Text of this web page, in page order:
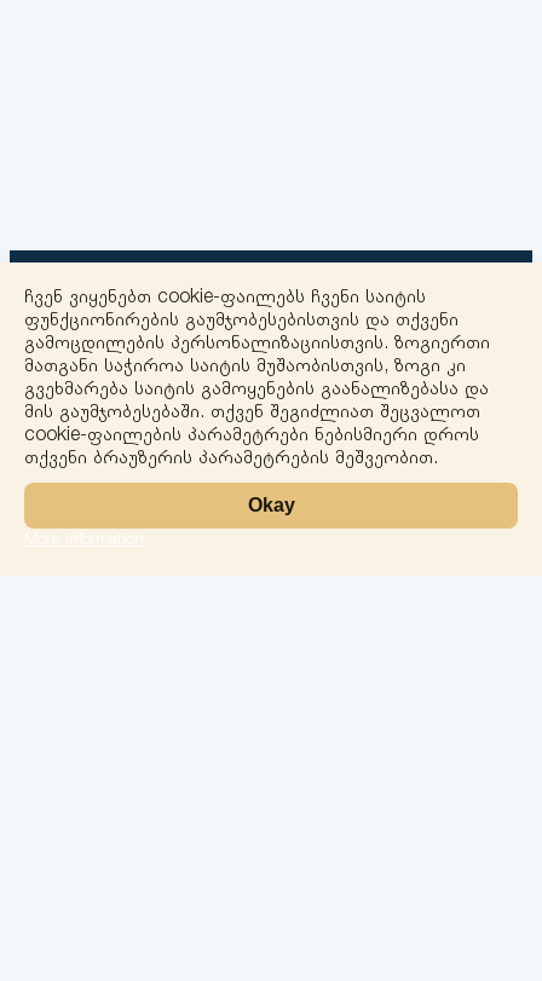
+
−
ჩვენ ვიყენებთ cookie-ფაილებს ჩვენი საიტის
ფუნქციონირების გაუმჯობესებისთვის და თქვენი
გამოცდილების პერსონალიზაციისთვის. ზოგიერთი
მათგანი საჭიროა საიტის მუშაობისთვის, ზოგი კი
გვეხმარება საიტის გამოყენების გაანალიზებასა და
მის გაუმჯობესებაში. თქვენ შეგიძლიათ შეცვალოთ
cookie-ფაილების პარამეტრები ნებისმიერი დროს
თქვენი ბრაუზერის პარამეტრების მეშვეობით.
Okay
More information